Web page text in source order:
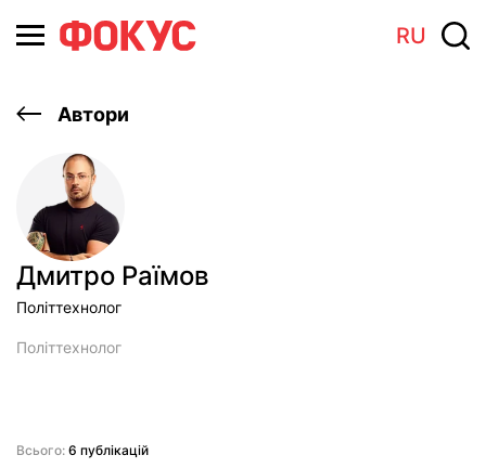
RU
Автори
Дмитро Раїмов
Політтехнолог
Політтехнолог
Всього: 6 публікацій